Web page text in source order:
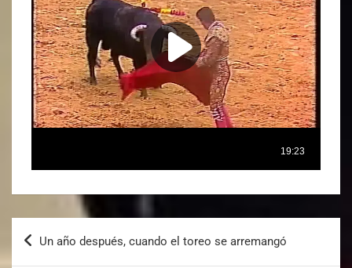
Un año después, cuando el toreo se arremangó